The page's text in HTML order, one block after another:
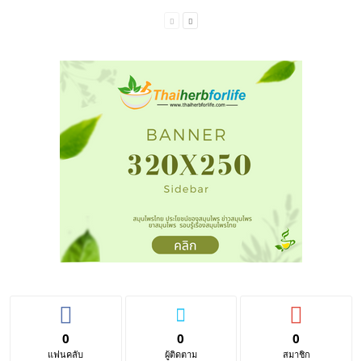
0
แฟนคลับ
0
ผู้ติดตาม
0
สมาชิก